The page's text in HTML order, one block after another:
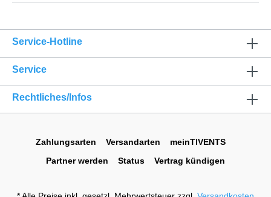
Service-Hotline
Service
Rechtliches/Infos
Zahlungsarten Versandarten
meinTIVENTS
Partner werden
Status Vertrag kündigen